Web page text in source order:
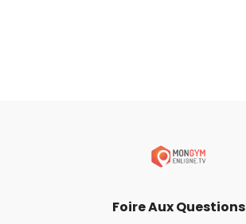
Foire Aux Questions